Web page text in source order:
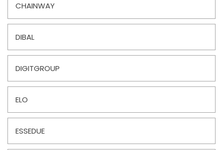
CHAINWAY
DIBAL
DIGITGROUP
ELO
ESSEDUE